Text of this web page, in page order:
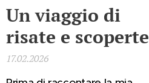
Un viaggio di
risate e scoperte
17.02.2026